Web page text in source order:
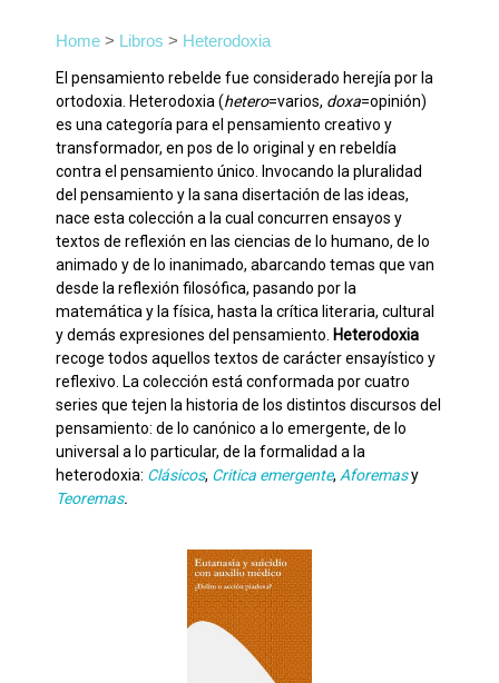
Home> Libros > Heterodoxia
El pensamiento rebelde fue considerado herejía por la
ortodoxia. Heterodoxia (hetero=varios, doxa=opinión)
es una categoría para el pensamiento creativo y
transformador, en pos de lo original y en rebeldía
contra el pensamiento único. Invocando la pluralidad
del pensamiento y la sana disertación de las ideas,
nace esta colección a la cual concurren ensayos y
textos de reflexión en las ciencias de lo humano, de lo
animado y de lo inanimado, abarcando temas que van
desde la reflexión filosófica, pasando por la
matemática y la física, hasta la crítica literaria, cultural
y demás expresiones del pensamiento. Heterodoxia
recoge todos aquellos textos de carácter ensayístico y
reflexivo. La colección está conformada por cuatro
series que tejen la historia de los distintos discursos del
pensamiento: de lo canónico a lo emergente, de lo
universal a lo particular, de la formalidad a la
heterodoxia: Clásicos, Critica emergente, Aforemasy
Teoremas.